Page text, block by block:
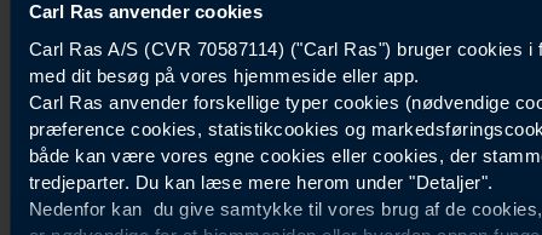
Carl Ras anvender cookies
Carl Ras A/S (CVR 70587114) ("Carl Ras") bruger cookies i
med dit besøg på vores hjemmeside eller app.
Carl Ras anvender forskellige typer cookies (nødvendige
præference cookies, statistikcookies og
både kan være vores egne cookies eller cookies, der
tredjeparter. Du kan læse mere herom under "Detaljer".
Nedenfor kan du give samtykke til vores brug af de
e
a
l
e
d
i
n
i
k
k
e
r
o
g
h
h
a
r
d
e
t
,
m
p
e
t
e
n
t